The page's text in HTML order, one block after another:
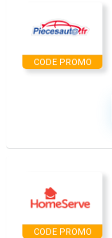
CODE PROMO
CODE PROMO